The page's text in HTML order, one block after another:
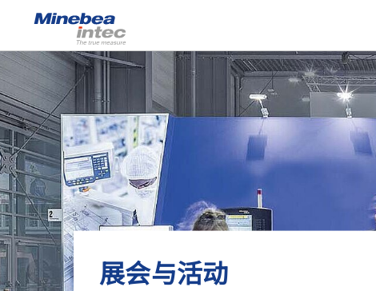
传感器
称重电气件
工业秤
汽车衡
展会与活动